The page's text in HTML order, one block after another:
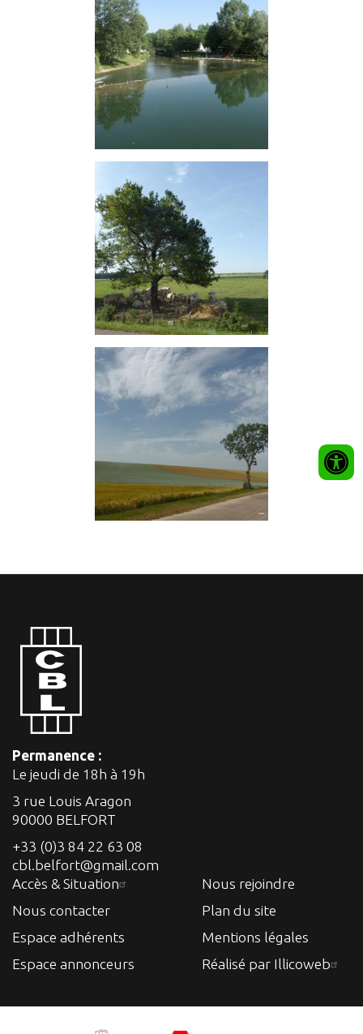
Permanence :
Le jeudi de 18h à 19h
3 rue Louis Aragon
90000 BELFORT
+33 (0)3 84 22 63 08
cbl.belfort@gmail.com
Accès & Situation
Nous contacter
Espace adhérents
Espace annonceurs
Nous rejoindre
Plan du site
Mentions légales
Réalisé par Illicoweb